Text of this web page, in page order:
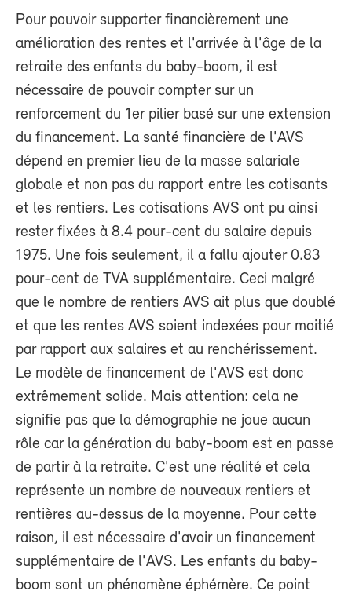
Pour pouvoir supporter financièrement une
amélioration des rentes et l'arrivée à l'âge de la
retraite des enfants du baby-boom, il est
nécessaire de pouvoir compter sur un
renforcement du 1er pilier basé sur une extension
du financement. La santé financière de l'AVS
dépend en premier lieu de la masse salariale
globale et non pas du rapport entre les cotisants
et les rentiers. Les cotisations AVS ont pu ainsi
rester fixées à 8.4 pour-cent du salaire depuis
1975. Une fois seulement, il a fallu ajouter 0.83
pour-cent de TVA supplémentaire. Ceci malgré
que le nombre de rentiers AVS ait plus que doublé
et que les rentes AVS soient indexées pour moitié
par rapport aux salaires et au renchérissement.
Le modèle de financement de l'AVS est donc
extrêmement solide. Mais attention: cela ne
signifie pas que la démographie ne joue aucun
rôle car la génération du baby-boom est en passe
de partir à la retraite. C'est une réalité et cela
représente un nombre de nouveaux rentiers et
rentières au-dessus de la moyenne. Pour cette
raison, il est nécessaire d'avoir un financement
supplémentaire de l'AVS. Les enfants du baby-
boom sont un phénomène éphémère. Ce point